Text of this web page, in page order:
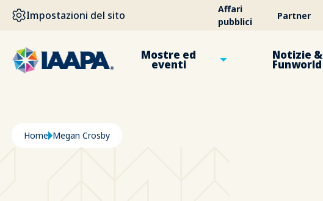
SALTA AL CONTENUTO PRINCIPALE
Impostazioni del sito
Affari
pubblici
Partner
Mostre ed
eventi
Notizie &
Funworld
Briciole di pane
Home Megan Crosby